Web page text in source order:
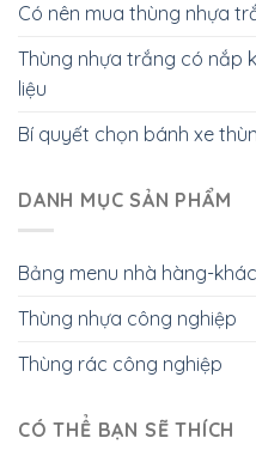
Có nên mua thùng nhựa
Thùng nhựa trắng có nắp
liệu
Bí quyết chọn bánh xe
DANH MỤC SẢN PHẨM
Bảng menu nhà hàng-
Thùng nhựa công nghiệp
Thùng rác công nghiệp
CÓ THỂ BẠN SẼ THÍCH